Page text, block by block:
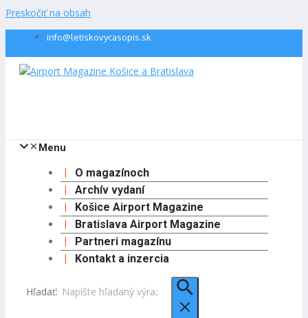
Preskočiť na obsah
info@letiskovycasopis.sk
Menu
O magazínoch
Archív vydaní
Košice Airport Magazine
Bratislava Airport Magazine
Partneri magazínu
Kontakt a inzercia
Hľadať: